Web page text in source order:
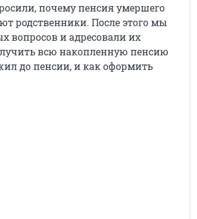
почему пенсия умершего
родственники. После этого мы
вопросов и адресовали их
всю накопленную пенсию
до пенсии, и как оформить